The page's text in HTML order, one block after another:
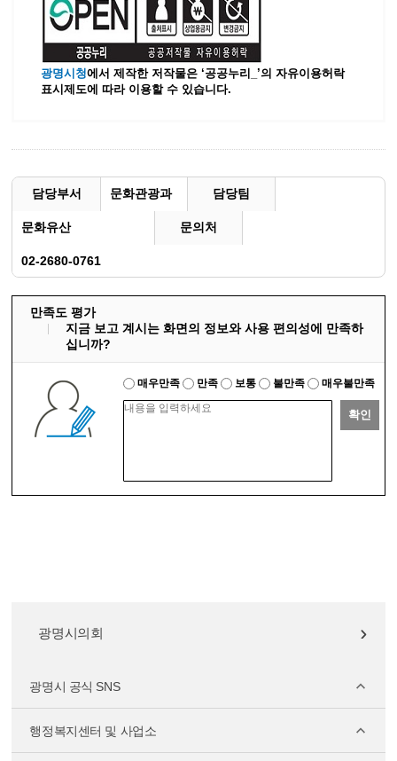
광명시청에서 제작한 저작물은 ‘공공누리_’의 자유이용허락
표시제도에 따라 이용할 수 있습니다.
담당부서 문화관광과 담당팀
문화유산 문의처
02-2680-0761
만족도 평가
지금 보고 계시는 화면의 정보와 사용 편의성에 만족하
십니까?
매우만족 만족 보통 불만족 매우불만족
확인
광명시의회
광명시 공식 SNS
행정복지센터 및 사업소